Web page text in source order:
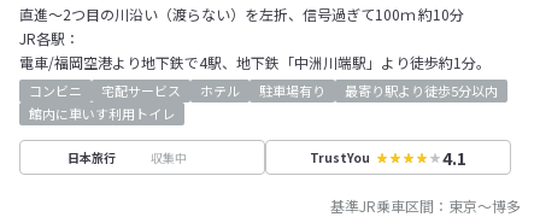
直進～2つ目の川沿い（渡らない）を左折、信号過ぎて100ｍ 約10分
JR各駅：
電車/福岡空港より地下鉄で4駅、地下鉄「中洲川端駅」より徒歩約1分。
コンビニ 宅配サービス ホテル 駐車場有り
最寄り駅より徒歩5分以内
館内に車いす利用トイレ
日本旅行 収集中 TrustYou 4.1
基準JR乗車区間： 東京～博多